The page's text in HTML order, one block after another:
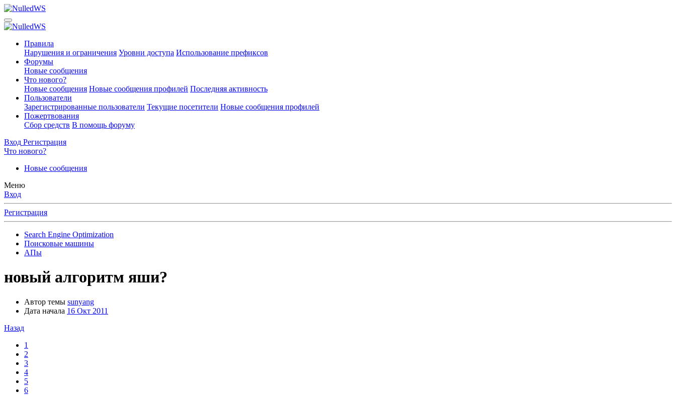
Правила
Нарушения и ограничения Уровни доступа Использование префиксов
Форумы
Новые сообщения
Что нового?
Новые сообщения Новые сообщения профилей Последняя активность
Пользователи
Зарегистрированные пользователи Текущие посетители Новые сообщения профилей
Пожертвования
Сбор средств В помощь форуму
Вход Регистрация
Что нового?
Новые сообщения
Меню
Вход
Регистрация
Search Engine Optimization
Поисковые машины
АПы
новый алгоритм яши?
Автор темы sunyang
Дата начала 16 Окт 2011
Назад
1
2
3
4
5
6